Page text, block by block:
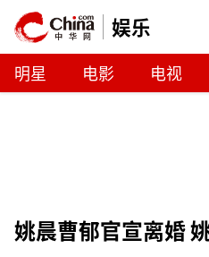
娱乐
明星 电影 电视
姚晨曹郁官宣离婚